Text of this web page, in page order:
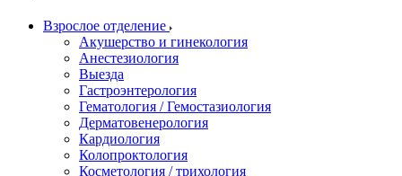
Взрослое отделение
Акушерство и гинекология
Анестезиология
Выезда
Гастроэнтерология
Гематология / Гемостазиология
Дерматовенерология
Кардиология
Колопроктология
Косметология / трихология